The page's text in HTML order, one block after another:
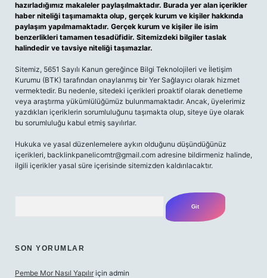
hazırladığımız makaleler paylaşılmaktadır. Burada yer alan içerikler
haber niteliği taşımamakta olup, gerçek kurum ve kişiler hakkında
paylaşım yapılmamaktadır. Gerçek kurum ve kişiler ile isim
benzerlikleri tamamen tesadüfidir. Sitemizdeki bilgiler taslak
halindedir ve tavsiye niteliği taşımazlar.
Sitemiz, 5651 Sayılı Kanun gereğince Bilgi Teknolojileri ve İletişim
Kurumu (BTK) tarafından onaylanmış bir Yer Sağlayıcı olarak hizmet
vermektedir. Bu nedenle, sitedeki içerikleri proaktif olarak denetleme
veya araştırma yükümlülüğümüz bulunmamaktadır. Ancak, üyelerimiz
yazdıkları içeriklerin sorumluluğunu taşımakta olup, siteye üye olarak
bu sorumluluğu kabul etmiş sayılırlar.
Hukuka ve yasal düzenlemelere aykırı olduğunu düşündüğünüz
içerikleri, backlinkpanelicomtr@gmail.com adresine bildirmeniz halinde,
ilgili içerikler yasal süre içerisinde sitemizden kaldırılacaktır.
SON YORUMLAR
Pembe Mor Nasıl Yapılır için admin